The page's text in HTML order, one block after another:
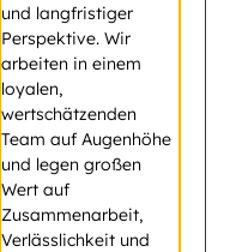
und langfristiger
Perspektive. Wir
arbeiten in einem
loyalen,
wertschätzenden
Team auf Augenhöhe
und legen großen
Wert auf
Zusammenarbeit,
Verlässlichkeit und